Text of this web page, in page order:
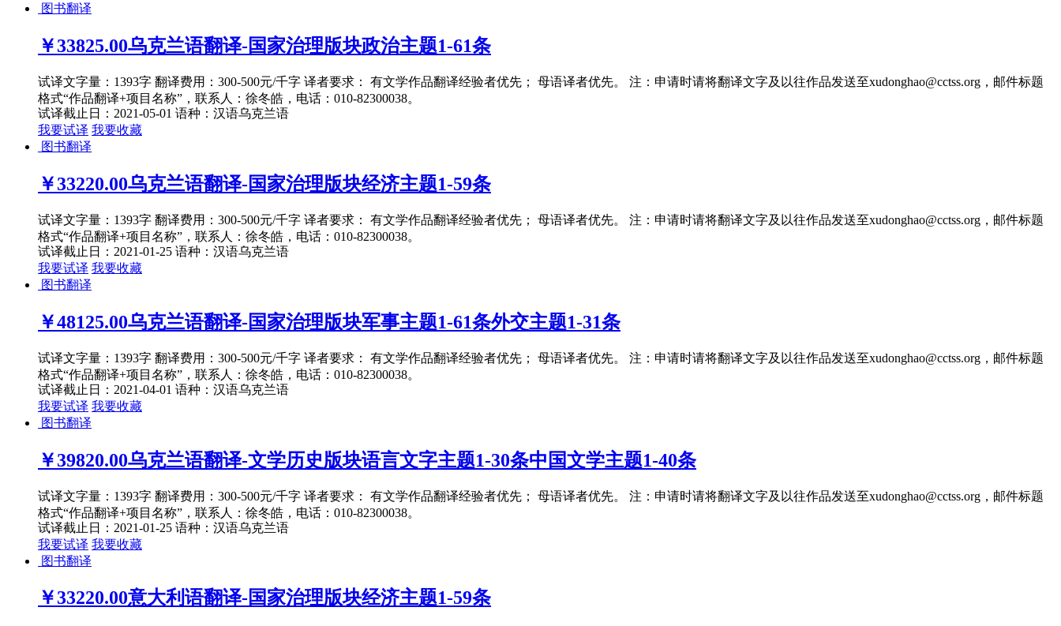
图书翻译
￥33825.00乌克兰语翻译-国家治理版块政治主题1-61条
试译文字量：1393字 翻译费用：300-500元/千字 译者要求： 有文学作品翻译经验者优先； 母语译者优先。 注：申请时请将翻译文字及以往作品发送至xudonghao@cctss.org，邮件标题
格式“作品翻译+项目名称”，联系人：徐冬皓，电话：010-82300038。
试译截止日：2021-05-01 语种：汉语乌克兰语
我要试译 我要收藏
图书翻译
￥33220.00乌克兰语翻译-国家治理版块经济主题1-59条
试译文字量：1393字 翻译费用：300-500元/千字 译者要求： 有文学作品翻译经验者优先； 母语译者优先。 注：申请时请将翻译文字及以往作品发送至xudonghao@cctss.org，邮件标题
格式“作品翻译+项目名称”，联系人：徐冬皓，电话：010-82300038。
试译截止日：2021-01-25 语种：汉语乌克兰语
我要试译 我要收藏
图书翻译
￥48125.00乌克兰语翻译-国家治理版块军事主题1-61条外交主题1-31条
试译文字量：1393字 翻译费用：300-500元/千字 译者要求： 有文学作品翻译经验者优先； 母语译者优先。 注：申请时请将翻译文字及以往作品发送至xudonghao@cctss.org，邮件标题
格式“作品翻译+项目名称”，联系人：徐冬皓，电话：010-82300038。
试译截止日：2021-04-01 语种：汉语乌克兰语
我要试译 我要收藏
图书翻译
￥39820.00乌克兰语翻译-文学历史版块语言文字主题1-30条中国文学主题1-40条
试译文字量：1393字 翻译费用：300-500元/千字 译者要求： 有文学作品翻译经验者优先； 母语译者优先。 注：申请时请将翻译文字及以往作品发送至xudonghao@cctss.org，邮件标题
格式“作品翻译+项目名称”，联系人：徐冬皓，电话：010-82300038。
试译截止日：2021-01-25 语种：汉语乌克兰语
我要试译 我要收藏
图书翻译
￥33220.00意大利语翻译-国家治理版块经济主题1-59条